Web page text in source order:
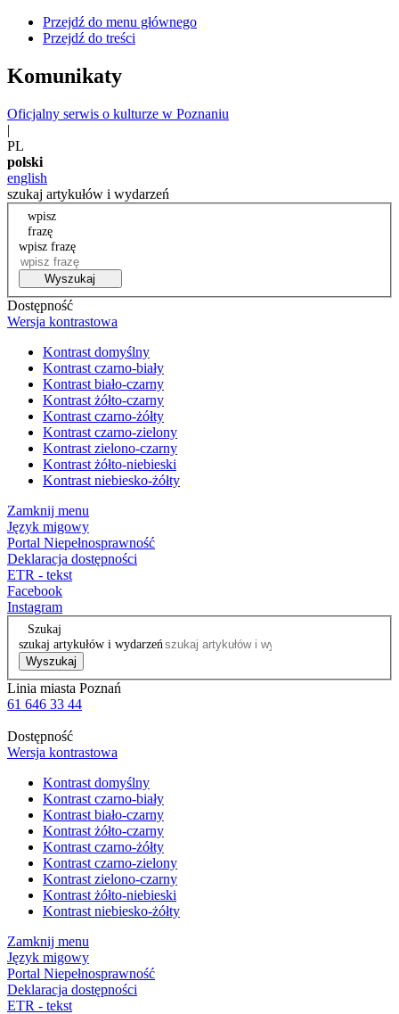
Przejdź do menu głównego
Przejdź do treści
Komunikaty
Oficjalny serwis o kulturze w Poznaniu
|
PL
polski
english
szukaj artykułów i wydarzeń
wpisz
frazę
wpisz frazę
Wyszukaj
Dostępność
Wersja kontrastowa
Kontrast domyślny
Kontrast czarno-biały
Kontrast biało-czarny
Kontrast żółto-czarny
Kontrast czarno-żółty
Kontrast czarno-zielony
Kontrast zielono-czarny
Kontrast żółto-niebieski
Kontrast niebiesko-żółty
Zamknij menu
Język migowy
Portal Niepełnosprawność
Deklaracja dostępności
ETR - tekst
Facebook
Instagram
Szukaj
szukaj artykułów i wydarzeń
Wyszukaj
Linia miasta Poznań
61 646 33 44
Dostępność
Wersja kontrastowa
Kontrast domyślny
Kontrast czarno-biały
Kontrast biało-czarny
Kontrast żółto-czarny
Kontrast czarno-żółty
Kontrast czarno-zielony
Kontrast zielono-czarny
Kontrast żółto-niebieski
Kontrast niebiesko-żółty
Zamknij menu
Język migowy
Portal Niepełnosprawność
Deklaracja dostępności
ETR - tekst